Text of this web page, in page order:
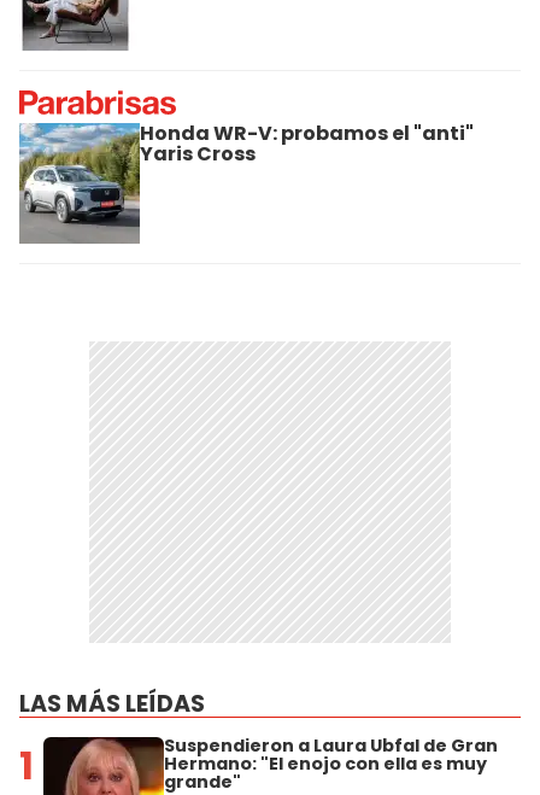
Honda WR-V: probamos el "anti"
Yaris Cross
LAS MÁS LEÍDAS
1 Suspendieron a Laura Ubfal de Gran
Hermano: "El enojo con ella es muy
grande"